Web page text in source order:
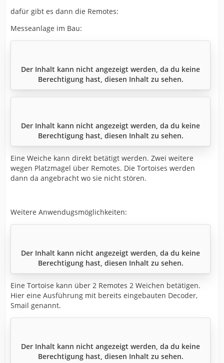
dafür gibt es dann die Remotes:
Messeanlage im Bau:
Der Inhalt kann nicht angezeigt werden, da du keine
Berechtigung hast, diesen Inhalt zu sehen.
Der Inhalt kann nicht angezeigt werden, da du keine
Berechtigung hast, diesen Inhalt zu sehen.
Eine Weiche kann direkt betätigt werden. Zwei weitere
wegen Platzmagel über Remotes. Die Tortoises werden
dann da angebracht wo sie nicht stören.
Weitere Anwendugsmöglichkeiten:
Der Inhalt kann nicht angezeigt werden, da du keine
Berechtigung hast, diesen Inhalt zu sehen.
Eine Tortoise kann über 2 Remotes 2 Weichen betätigen.
Hier eine Ausführung mit bereits eingebauten Decoder,
Smail genannt.
Der Inhalt kann nicht angezeigt werden, da du keine
Berechtigung hast, diesen Inhalt zu sehen.